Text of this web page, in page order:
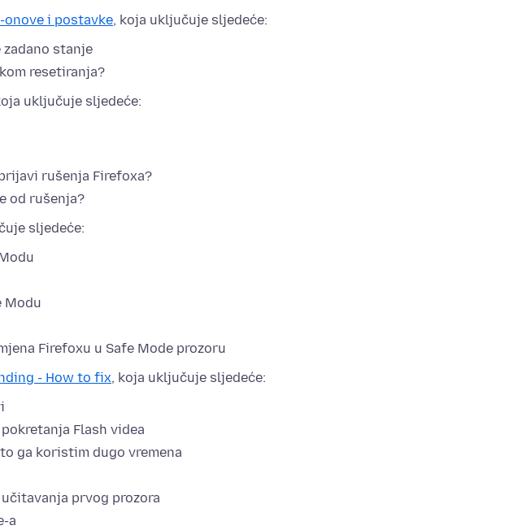
onove i postavke, koja uključuje sljedeće:
stanje
resetiranja?
uključuje sljedeće:
rušenja Firefoxa?
od rušenja?
sljedeće:
Modu
Firefoxu u Safe Mode prozoru
- How to fix, koja uključuje sljedeće:
Flash videa
ga koristim dugo vremena
prvog prozora
a